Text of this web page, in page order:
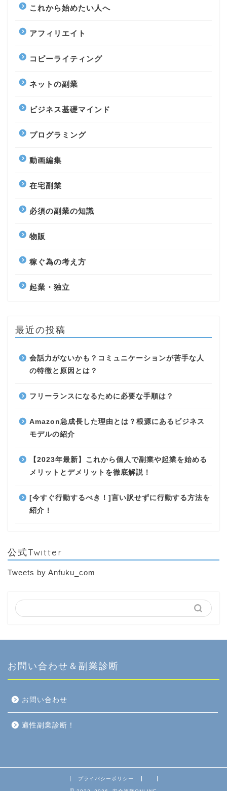
これから始めたい人へ
アフィリエイト
コピーライティング
ネットの副業
ビジネス基礎マインド
プログラミング
動画編集
在宅副業
必須の副業の知識
物販
稼ぐ為の考え方
起業・独立
最近の投稿
会話力がないかも？コミュニケーションが苦手な人
の特徴と原因とは？
フリーランスになるために必要な手順は？
Amazon急成長した理由とは？根源にあるビジネス
モデルの紹介
【2023年最新】これから個人で副業や起業を始める
メリットとデメリットを徹底解説！
[今すぐ行動するべき！]言い訳せずに行動する方法を
紹介！
公式Twitter
Tweets by Anfuku_com
お問い合わせ＆副業診断
お問い合わせ
適性副業診断！
プライバシーポリシー